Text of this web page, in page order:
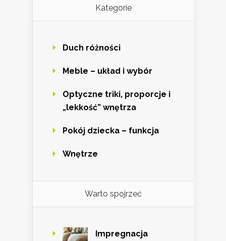
Kategorie
Duch różności
Meble – układ i wybór
Optyczne triki, proporcje i
„lekkość” wnętrza
Pokój dziecka – funkcja
Wnętrze
Warto spojrzeć
Impregnacja